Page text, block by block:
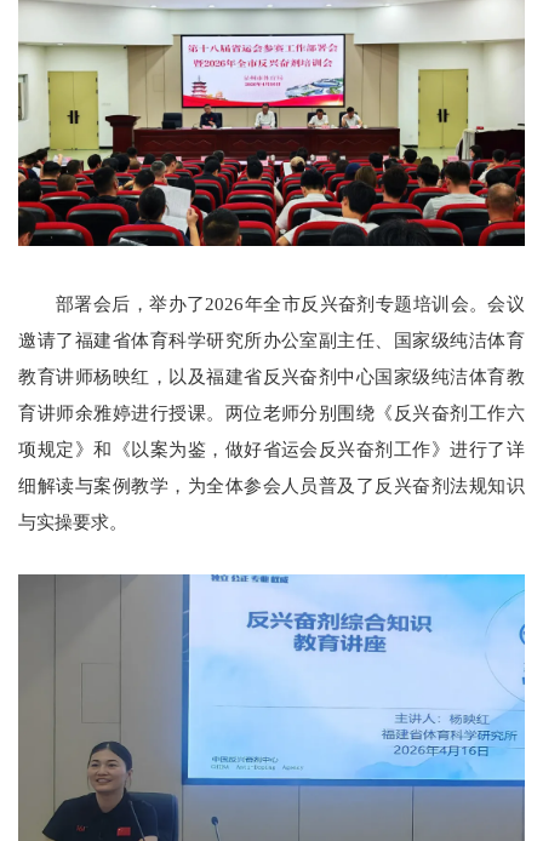
部署会后，举办了2026年全市反兴奋剂专题培训会。会议
邀请了福建省体育科学研究所办公室副主任、国家级纯洁体育
教育讲师杨映红，以及福建省反兴奋剂中心国家级纯洁体育教
育讲师余雅婷进行授课。两位老师分别围绕《反兴奋剂工作六
项规定》和《以案为鉴，做好省运会反兴奋剂工作》进行了详
细解读与案例教学，为全体参会人员普及了反兴奋剂法规知识
与实操要求。